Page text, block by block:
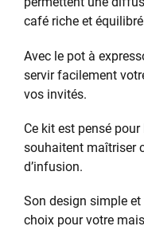
café riche et
Avec le pot à
servir facilement
vos invités.
Ce kit est pensé
souhaitent maîtriser
d’infusion.
Son design simple
choix pour votre